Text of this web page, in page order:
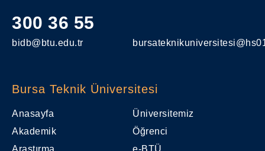
300 36 55
bidb@btu.edu.tr
Bursa Teknik Üniversitesi
Anasayfa
Üniversitemiz
Akademik
Öğrenci
Araştırma
e-BTÜ